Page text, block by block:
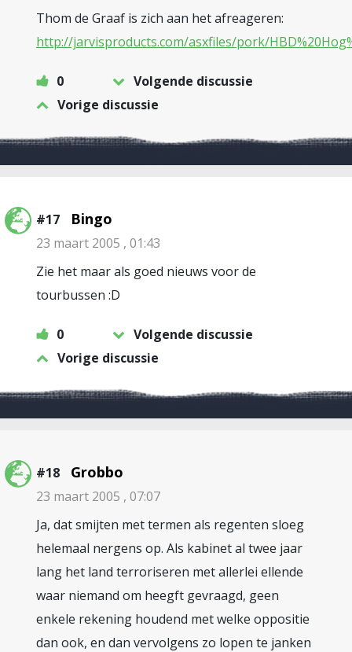
Thom de Graaf is zich aan het afreageren:
http://jarvisproducts.com/asxfiles/pork/
0
Volgende discussie
Vorige discussie
#17 Bingo
23 maart 2005 , 01:43
Zie het maar als goed nieuws voor de
tourbussen :D
0
Volgende discussie
Vorige discussie
#18 Grobbo
23 maart 2005 , 07:07
Ja, dat smijten met termen als regenten sloeg
helemaal nergens op. Als kabinet al twee jaar
lang het land terroriseren met allerlei ellende
waar niemand om heegft gevraagd, geen
enkele rekening houdend met welke oppositie
dan ook, en dan vervolgens zo lopen te janken